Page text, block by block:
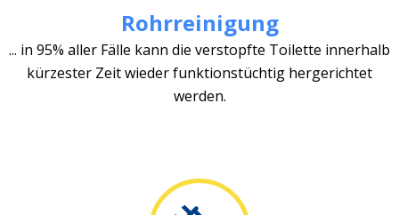
Rohrreinigung
... in 95% aller Fälle kann die verstopfte Toilette innerhalb
kürzester Zeit wieder funktionstüchtig hergerichtet
werden.